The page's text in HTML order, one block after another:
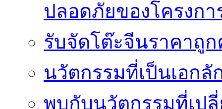
ปลอดภัยของโครงกา
รับจัดโต๊ะจีนราคาถู
นวัตกรรมที่เป็นเอกลั
พบกับนวัตกรรมที่เป